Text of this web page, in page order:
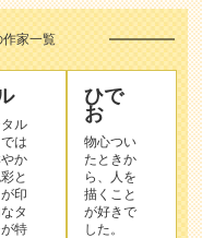
家一覧
ル
は
か
と
印
タ
特
ひで
お
物心つい
たときか
ら、人を
描くこと
が好きで
した。